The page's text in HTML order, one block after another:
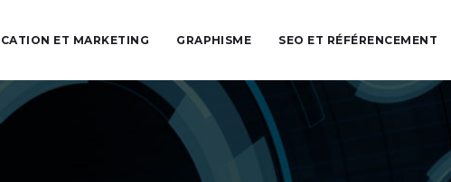
ET MARKETING GRAPHISME SEO ET RÉFÉRENCEMENT